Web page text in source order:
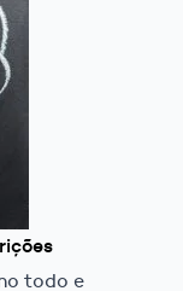
todo e